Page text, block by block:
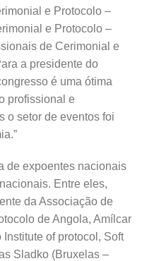
e Protocolo –
e Protocolo –
de Cerimonial e
a presidente do
é uma ótima
profissional e
o setor de eventos foi
de expoentes nacionais
Entre eles,
da Associação de
de Angola, Amílcar
of protocol, Soft
Sladko (Bruxelas –